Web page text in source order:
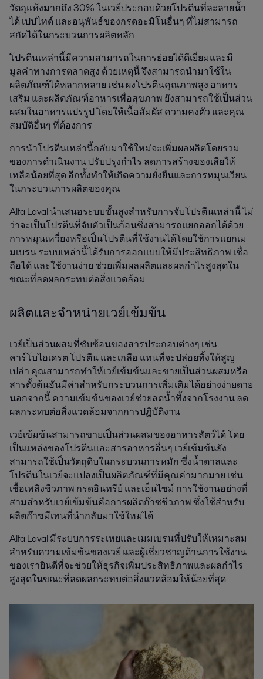
วัตถุแห้งมากถึง 30% ในเวย์ประกอบด้วยโปรตีนที่ละลายน้ำ
ได้ เปปไทด์ และอนุพันธ์ของกรดอะมิโนอื่นๆ ที่ไม่สามารถ
สกัดได้ในกระบวนการผลิตหลัก
โปรตีนเหล่านี้มีความสามารถในการย่อยได้ดีเยี่ยมและมี
มูลค่าทางการตลาดสูง ด้วยเหตุนี้ จึงสามารถนำมาใช้ใน
ผลิตภัณฑ์ได้หลากหลาย เช่น ผงโปรตีนคุณภาพสูง อาหาร
เสริม และผลิตภัณฑ์อาหารเพื่อสุขภาพ ยังสามารถใช้เป็นส่วน
ผสมในอาหารแปรรูป โดยให้เนื้อสัมผัส ความคงตัว และคุณ
สมบัติอื่นๆ ที่ต้องการ
การนำโปรตีนเหล่านี้กลับมาใช้ใหม่จะเพิ่มผลผลิตโดยรวม
ของการดำเนินงาน ปรับปรุงกำไร ลดการสร้างของเสียให้
เหลือน้อยที่สุด อีกทั้งทำให้เกิดความยั่งยืนและการหมุนเวียน
ในกระบวนการผลิตของคุณ
Alfa Laval นำเสนอระบบขั้นสูงสำหรับการจับโปรตีนเหล่านี้ ไม่
ว่าจะเป็นโปรตีนที่จับตัวเป็นก้อนซึ่งสามารถแยกออกได้ด้วย
การหมุนเหวี่ยงหรือเป็นโปรตีนที่ใช้งานได้โดยใช้การแยกเม
มเบรน ระบบเหล่านี้ได้รับการออกแบบให้มีประสิทธิภาพ เชื่อ
ถือได้ และใช้งานง่าย ช่วยเพิ่มผลผลิตและผลกำไรสูงสุดใน
ขณะที่ลดผลกระทบต่อสิ่งแวดล้อม
ผลิตและจำหน่ายเวย์เข้มข้น
เวย์เป็นส่วนผสมที่ซับซ้อนของสารประกอบต่างๆ เช่น
คาร์โบไฮเดรต โปรตีน และเกลือ แทนที่จะปล่อยทิ้งให้สูญ
เปล่า คุณสามารถทำให้เวย์เข้มข้นและขายเป็นส่วนผสมหรือ
สารตั้งต้นอันมีค่าสำหรับกระบวนการเพิ่มเติมได้อย่างง่ายดาย
นอกจากนี้ ความเข้มข้นของเวย์ช่วยลดน้ำทิ้งจากโรงงาน ลด
ผลกระทบต่อสิ่งแวดล้อมจากการปฏิบัติงาน
เวย์เข้มข้นสามารถขายเป็นส่วนผสมของอาหารสัตว์ได้ โดย
เป็นแหล่งของโปรตีนและสารอาหารอื่นๆ เวย์เข้มข้นยัง
สามารถใช้เป็นวัตถุดิบในกระบวนการหมัก ซึ่งน้ำตาลและ
โปรตีนในเวย์จะแปลงเป็นผลิตภัณฑ์ที่มีคุณค่ามากมาย เช่น
เชื้อเพลิงชีวภาพ กรดอินทรีย์ และเอ็นไซม์ การใช้งานอย่างที่
สามสำหรับเวย์เข้มข้นคือการผลิตก๊าซชีวภาพ ซึ่งใช้สำหรับ
ผลิตก๊าซมีเทนที่นำกลับมาใช้ใหม่ได้
Alfa Laval มีระบบการระเหยและเมมเบรนที่ปรับให้เหมาะสม
สำหรับความเข้มข้นของเวย์ และผู้เชี่ยวชาญด้านการใช้งาน
ของเรายินดีที่จะช่วยให้ธุรกิจเพิ่มประสิทธิภาพและผลกำไร
สูงสุดในขณะที่ลดผลกระทบต่อสิ่งแวดล้อมให้น้อยที่สุด